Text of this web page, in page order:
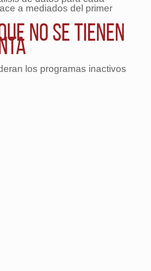
a mediados del primer
no se tienen
los programas inactivos